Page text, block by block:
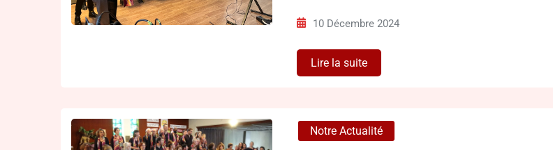
10 Décembre 2024
Lire la suite
Notre Actualité